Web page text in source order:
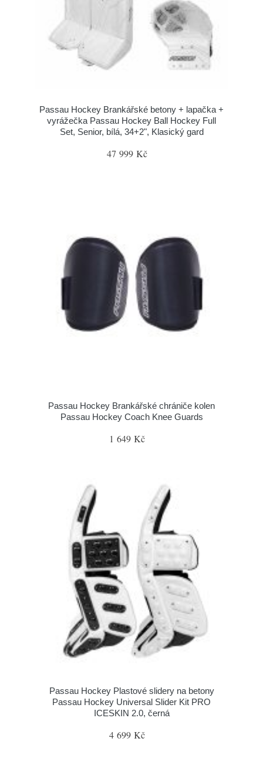
Passau Hockey Brankářské betony + lapačka +
vyrážečka Passau Hockey Ball Hockey Full
Set, Senior, bílá, 34+2", Klasický gard
47 999 Kč
Passau Hockey Brankářské chrániče kolen
Passau Hockey Coach Knee Guards
1 649 Kč
Passau Hockey Plastové slidery na betony
Passau Hockey Universal Slider Kit PRO
ICESKIN 2.0, černá
4 699 Kč